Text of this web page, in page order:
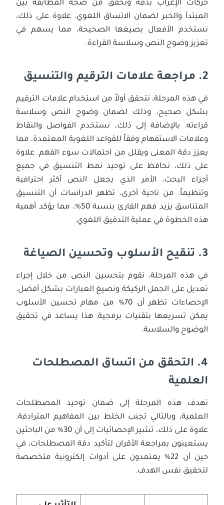
حركات الإعراب بدقة ونحقق من صحة المطابقة بين
المبتدأ والخبر لضمان الاتساق اللغوي. علاوة على ذلك،
نستخدم الأفعال بصيغها الصحيحة، مما يسهم في
تعزيز وضوح النص وسلاسة القراءة.
2. مراجعة علامات الترقيم والتنسيق
في هذه المرحلة، نتحقق أولاً من استخدام علامات الترقيم
بشكل صحيح، وذلك لضمان وضوح النص وسلاسة
قراءته. بالإضافة إلى ذلك، نستخدم الفواصل والنقاط
وعلامات الاستفهام وفقاً للقواعد اللغوية المعتمدة، مما
يعزز دقة المعنى ويقلل من احتمالات سوء الفهم. علاوة
على ذلك، نحافظ على توحيد نمط التنسيق في جميع
أجزاء البحث، الأمر الذي يجعل النص أكثر احترافية
وتنظيماً. من ناحية أخرى، تظهر الدراسات أن التنسيق
المتناسق يزيد فهم القارئ بنسبة 50%، مما يؤكد أهمية
هذه الخطوة في عملية التدقيق اللغوي.
3. تنقيح الأسلوب وتحسين الصياغة
في هذه المرحلة، نقوم بتحسين النص من خلال إجراء
تعديل على الجمل الركيكة ونصيغ العبارات بشكل أفضل.
الإحصاءات تظهر أن 70% من مهام تحسين الأسلوب
يمكن تسريعها بتقنيات برمجية. هذا يساعد في تحقيق
الوضوح والسلاسة.
4.
التحقق من اتساق المصطلحات
العلمية
تهدف هذه المرحلة إلى ضمان توحيد المصطلحات
العلمية، وبالتالي تجنب الخلط بين المفاهيم المترادفة.
علاوة على ذلك، تشير الإحصائيات إلى أن 30% من الباحثين
يستعينون بمراجعة الأقران لتأكيد دقة المصطلحات، في
حين أن 22% يعتمدون على أدوات إلكترونية متخصصة
لتحقيق نفس الهدف.